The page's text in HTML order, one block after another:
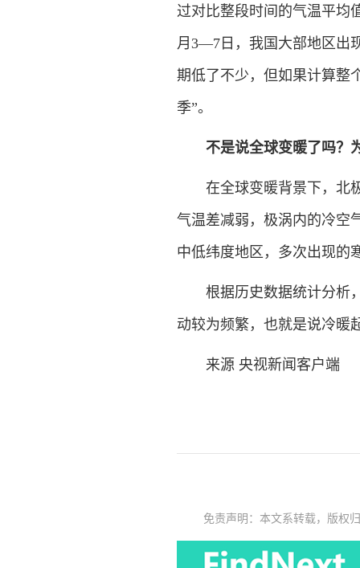
过对比整段时间的气温平均
月3—7日，我国大部地区出
期低了不少，但如果计算整
季”。
不是说全球变暖了吗？
在全球变暖背景下，北极
气温差减弱，极涡内的冷空
中低纬度地区，多次出现的
根据历史数据统计分析，
动较为频繁，也就是说冷暖
来源 央视新闻客户端
免责声明：本文系转载，版权